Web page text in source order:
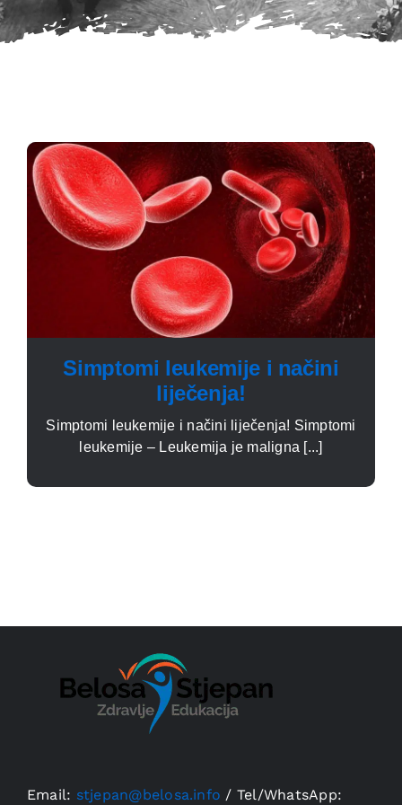
Simptomi leukemije i načini
liječenja!
Simptomi leukemije i načini liječenja! Simptomi
leukemije – Leukemija je maligna [...]
Email: stjepan@belosa.info / Tel/WhatsApp: